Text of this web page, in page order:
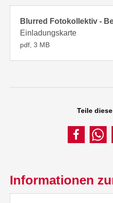
Blurred Fotokollektiv -
Einladungskarte
pdf, 3 MB
Teile
Informationen